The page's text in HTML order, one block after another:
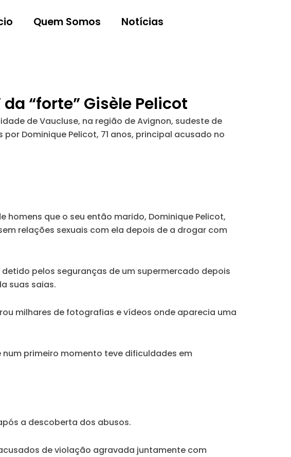
Quem Somos Notícias
“forte” Gisèle Pelicot
de Vaucluse, na região de Avignon, sudeste de
Dominique Pelicot, 71 anos, principal acusado no
homens que o seu então marido, Dominique Pelicot,
relações sexuais com ela depois de a drogar com
pelos seguranças de um supermercado depois
suas saias.
milhares de fotografias e vídeos onde aparecia uma
primeiro momento teve dificuldades em
a descoberta dos abusos.
de violação agravada juntamente com